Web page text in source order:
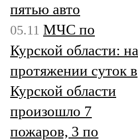
пятью авто
05.11 МЧС по
Курской области: на
протяжении суток в
Курской области
произошло 7
пожаров, 3 по